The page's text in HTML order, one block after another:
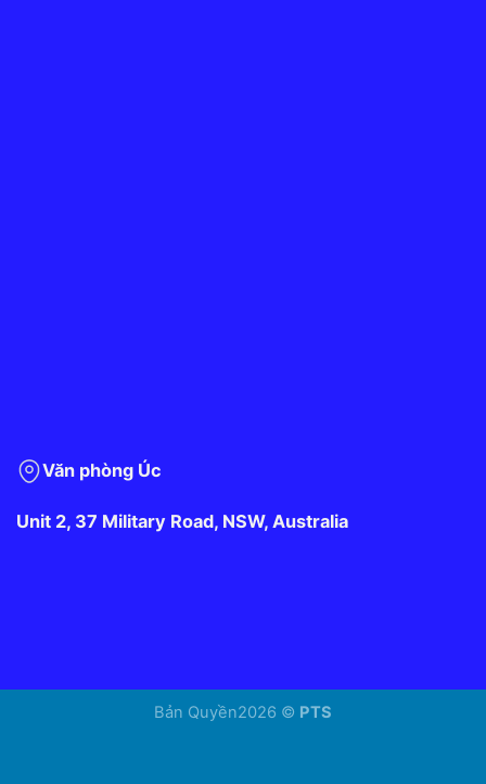
Văn phòng Úc
Unit 2, 37 Military Road, NSW, Australia
Bản Quyền2026 © PTS